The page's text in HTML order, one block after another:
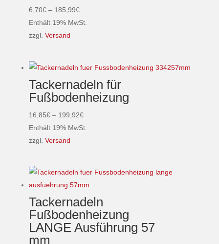
können
auf
werden
6,70€ – 185,99€Preisspanne:
6,70€
Enthält 19% MwSt.
zzgl. Versand
Produkt
mehrere
Varianten
auf.
Die
Optionen
der
Produktseite
gewählt
werden
Tackernadeln für
Fußbodenheizung
16,85€ – 199,92€Preisspanne:
16,85€
Enthält 19% MwSt.
zzgl. Versand
Produkt
Varianten
auf.
Die
Optionen
Tackernadeln
Fußbodenheizung
LANGE Ausführung 57
mm